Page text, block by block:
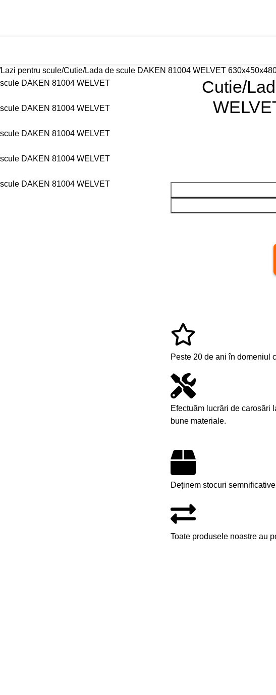
Lazi pentru scule Cutie/Lada de scule DAKEN 81004 WELVET
Cutie/
Peste 20 de ani în domeniul
Efectuăm lucrări de carosări
bune materiale.
Deținem stocuri
Toate produsele noastre au